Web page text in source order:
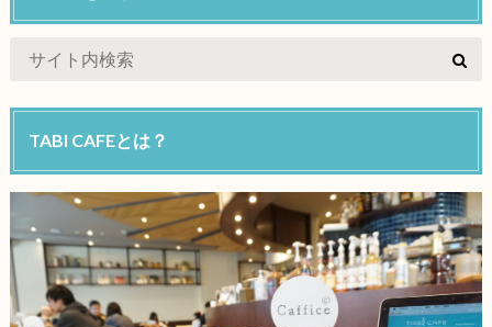
TABI CAFEとは？